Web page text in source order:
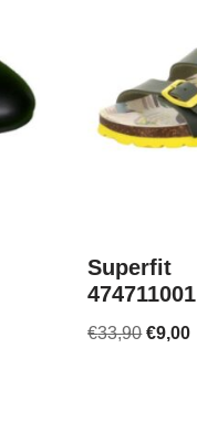
Superfit
474711001
€33,90 €9,00